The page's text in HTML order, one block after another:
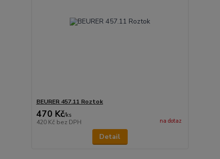
BEURER 457.11 Roztok
470 Kč/ks
420 Kč bez DPH na dotaz
Detail